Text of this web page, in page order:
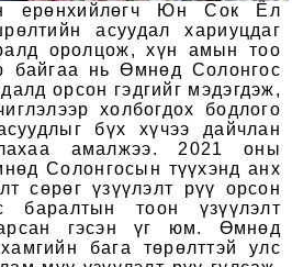
ерөнхийлөгч Юн Сок Ёл
асуудал хариуцдаг
оролцож, хүн амын тоо
байгаа нь Өмнөд Солонгос
орсон гэдгийг мэдэгдэж,
холбогдох бодлого
бүх хүчээ дайчлан
амалжээ. 2021 оны
Солонгосын түүхэнд анх
сөрөг үзүүлэлт рүү орсон
тоон үзүүлэлт
гэсэн үг юм. Өмнөд
бага төрөлттэй улс